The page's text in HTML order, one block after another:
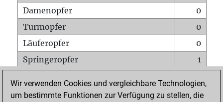
Damenopfer
0
Turmopfer
0
Läuferopfer
0
Springeropfer
1
Matt auf vollem Brett
0
Wir verwenden Cookies und vergleichbare Technologien,
um bestimmte Funktionen zur Verfügung zu stellen, die